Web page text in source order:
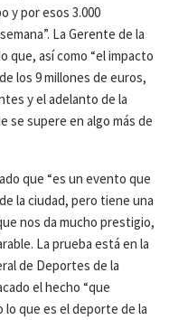
y por esos 3.000
La Gerente de la
que, así como “el impacto
los 9 millones de euros,
y el adelanto de la
se supere en algo más de
que “es un evento que
la ciudad, pero tiene una
nos da mucho prestigio,
La prueba está en la
de Deportes de la
el hecho “que
que es el deporte de la